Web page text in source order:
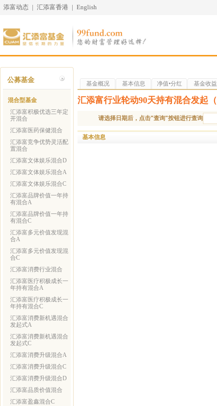
添富动态 | 汇添富香港 | English
公募基金
混合型基金
汇添富积极优选三年定
开混合
汇添富医药保健混合
汇添富竞争优势灵活配
置混合
汇添富文体娱乐混合D
汇添富文体娱乐混合A
汇添富文体娱乐混合C
汇添富品牌价值一年持
有混合A
汇添富品牌价值一年持
有混合C
汇添富多元价值发现混
合A
汇添富多元价值发现混
合C
汇添富消费行业混合
汇添富医疗积极成长一
年持有混合A
汇添富医疗积极成长一
年持有混合C
汇添富消费新机遇混合
发起式A
汇添富消费新机遇混合
发起式C
汇添富消费升级混合A
汇添富消费升级混合C
汇添富消费升级混合D
汇添富品质价值混合
汇添富盈鑫混合C
基金概况 基本信息 净值•分红 基金收益
汇添富行业轮动90天持有混合发起
请选择日期后，点击"查询"按钮进行查询
基本信息